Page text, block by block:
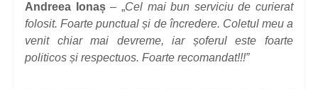
Andreea Ionaș– „Cel mai bun serviciu de curierat
folosit. Foarte punctual și de încredere. Coletul meu a
venit chiar mai devreme, iar șoferul este foarte
politicos și respectuos. Foarte recomandat!!!”